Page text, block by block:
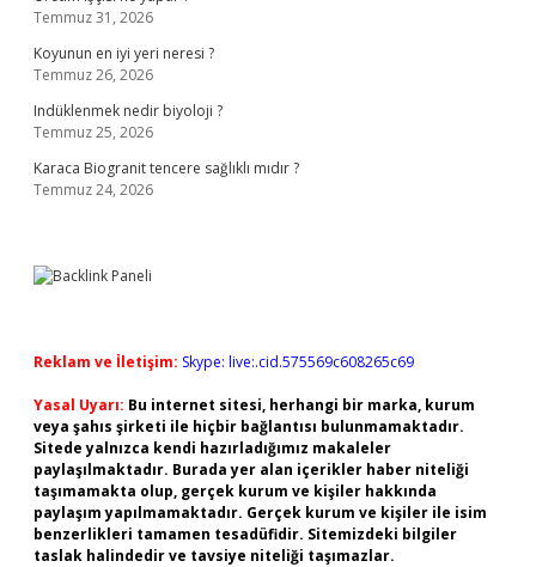
Temmuz 31, 2026
Koyunun en iyi yeri neresi ?
Temmuz 26, 2026
Indüklenmek nedir biyoloji ?
Temmuz 25, 2026
Karaca Biogranit tencere sağlıklı mıdır ?
Temmuz 24, 2026
Reklam ve İletişim: Skype: live:.cid.575569c608265c69
Yasal Uyarı: Bu internet sitesi, herhangi bir marka, kurum
veya şahıs şirketi ile hiçbir bağlantısı bulunmamaktadır.
Sitede yalnızca kendi hazırladığımız makaleler
paylaşılmaktadır. Burada yer alan içerikler haber niteliği
taşımamakta olup, gerçek kurum ve kişiler hakkında
paylaşım yapılmamaktadır. Gerçek kurum ve kişiler ile isim
benzerlikleri tamamen tesadüfidir. Sitemizdeki bilgiler
taslak halindedir ve tavsiye niteliği taşımazlar.